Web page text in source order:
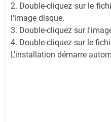
2. Double-cliquez sur le
l'image disque.
3. Double-cliquez sur
4. Double-cliquez sur le
L'installation démarre